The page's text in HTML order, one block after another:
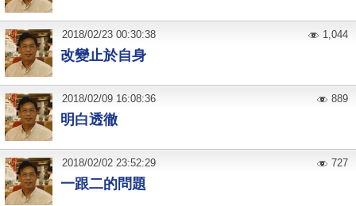
改變止於自身
2018/02/23 00:30:38 1,044
明白透徹
2018/02/09 16:08:36 889
一跟二的問題
2018/02/02 23:52:29 727